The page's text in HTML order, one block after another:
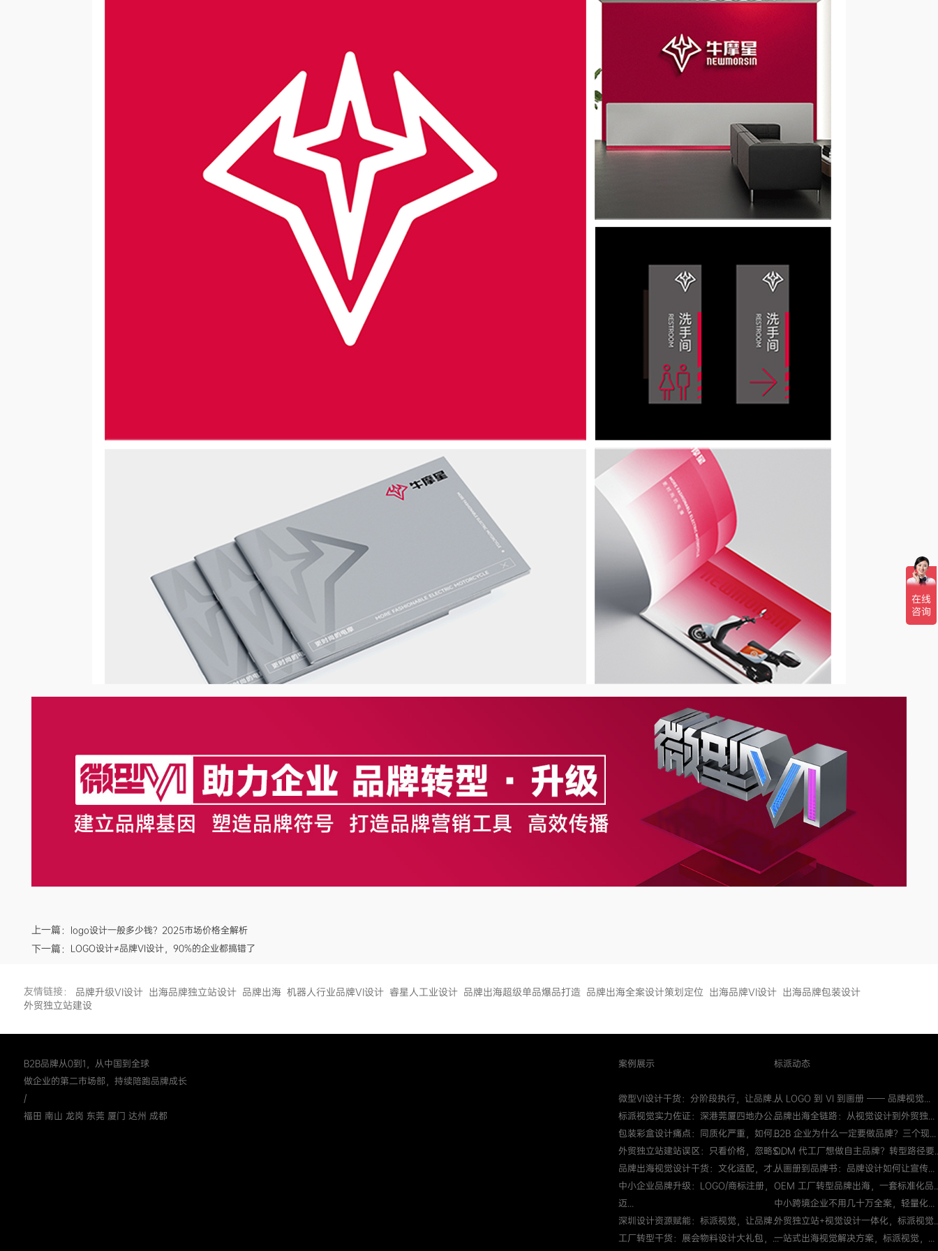
上一篇： logo设计一般多少钱？2025市场价格全解析
下一篇： LOGO设计≠品牌VI设计，90%的企业都搞错了
友情链接： 品牌升级VI设计 出海品牌独立站设计 品牌出海 机器人行业品牌VI设计 睿星人工业设计 品牌出海超级单品爆品打造 品牌出海全案设计策划定位 出海品牌VI设计 出海品牌包装设计
外贸独立站建设
B2B品牌从0到1，从中国到全球
做企业的第二市场部，持续陪跑品牌成长
/
福田 南山 龙岗 东莞 厦门 达州 成都
案例展示
微型VI设计干货：分阶段执行，让品牌...
标派视觉实力佐证：深港莞厦四地办公...
包装彩盒设计痛点：同质化严重，如何...
外贸独立站建站误区：只看价格，忽略S...
品牌出海视觉设计干货：文化适配，才...
中小企业品牌升级：LOGO/商标注册，
迈...
深圳设计资源赋能：标派视觉，让品牌...
工厂转型干货：展会物料设计大礼包，...
标派动态
从 LOGO 到 VI 到画册 —— 品牌视觉...
品牌出海全链路：从视觉设计到外贸独...
B2B 企业为什么一定要做品牌？三个现...
ODM 代工厂想做自主品牌？转型路径要
从画册到品牌书：品牌设计如何让宣传...
OEM 工厂转型品牌出海，一套标准化品
中小跨境企业不用几十万全案，轻量化...
外贸独立站+视觉设计一体化，标派视觉
一站式出海视觉解决方案，标派视觉，...